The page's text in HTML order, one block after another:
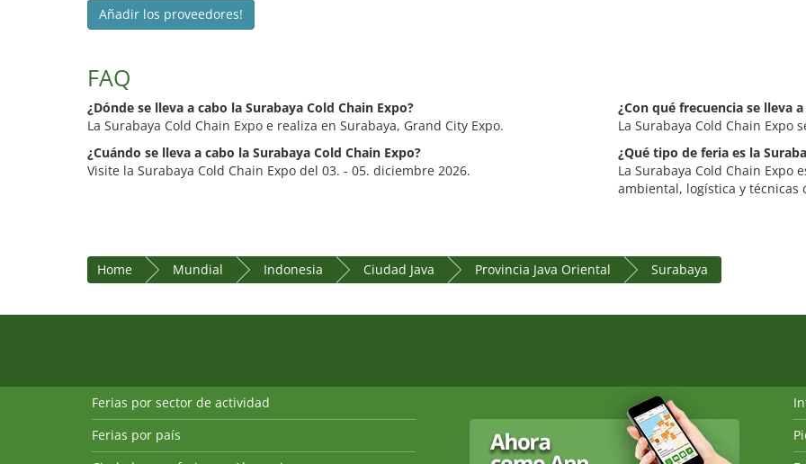
Añadir los proveedores!
FAQ
¿Dónde se lleva a cabo la Surabaya Cold Chain Expo?
La Surabaya Cold Chain Expo e realiza en Surabaya, Grand City Expo.
¿Cuándo se lleva a cabo la Surabaya Cold Chain Expo?
Visite la Surabaya Cold Chain Expo del 03. - 05. diciembre 2026.
¿Con qué frecuencia se lleva
La Surabaya Cold Chain Expo
¿Qué tipo de feria es la
La Surabaya Cold Chain
ambiental, logística y técnicas
Home Mundial Indonesia Ciudad Java Provincia Java Oriental Surabaya
Ferias por sector de actividad
Ferias por país